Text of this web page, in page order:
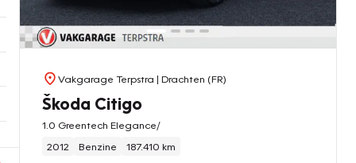
Vakgarage Terpstra | Drachten (FR)
Škoda Citigo
1.0 Greentech Elegance/
2012
Benzine 187.410 km